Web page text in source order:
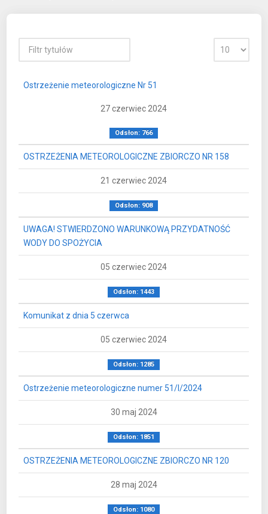
Ostrzeżenie meteorologiczne Nr 51
27 czerwiec 2024
Odsłon: 766
OSTRZEŻENIA METEOROLOGICZNE ZBIORCZO NR 158
21 czerwiec 2024
Odsłon: 908
UWAGA! STWIERDZONO WARUNKOWĄ PRZYDATNOŚĆ
WODY DO SPOŻYCIA
05 czerwiec 2024
Odsłon: 1443
Komunikat z dnia 5 czerwca
05 czerwiec 2024
Odsłon: 1285
Ostrzeżenie meteorologiczne numer 51/I/2024
30 maj 2024
Odsłon: 1851
OSTRZEŻENIA METEOROLOGICZNE ZBIORCZO NR 120
28 maj 2024
Odsłon: 1080